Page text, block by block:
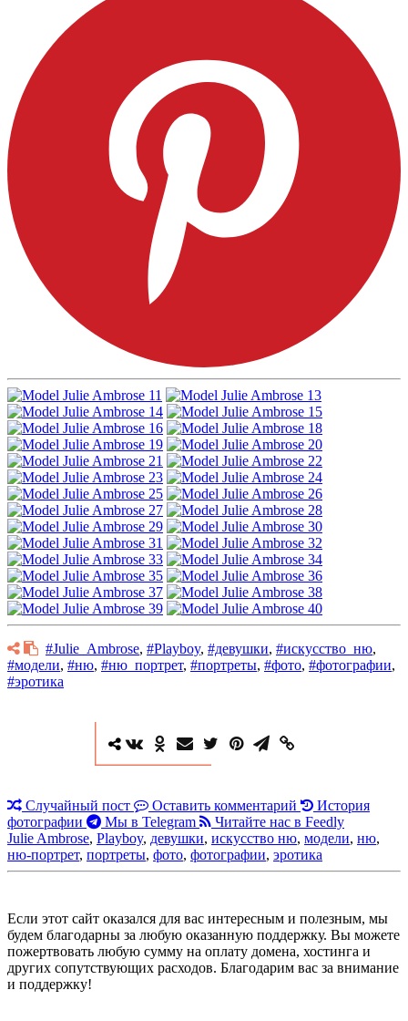
#Julie_Ambrose, #Playboy, #девушки, #искусство_ню,
#модели, #ню, #ню_портрет, #портреты, #фото, #фотографии,
#эротика
Случайный пост Оставить комментарий
История
фотографии
Мы в Telegram
Читайте нас в Feedly
Julie Ambrose, Playboy, девушки, искусство ню, модели, ню,
ню-портрет, портреты, фото, фотографии, эротика
Если этот сайт оказался для вас интересным и полезным, мы
будем благодарны за любую оказанную поддержку. Вы можете
пожертвовать любую сумму на оплату домена, хостинга и
других сопутствующих расходов. Благодарим вас за внимание
и поддержку!